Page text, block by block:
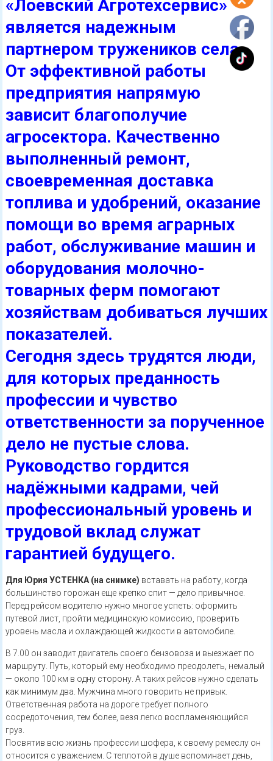
«Лоевский Агротехсервис»
является надежным
партнером тружеников села.
От эффективной работы
предприятия напрямую
зависит благополучие
агросектора. Качественно
выполненный ремонт,
своевременная доставка
топлива и удобрений, оказание
помощи во время аграрных
работ, обслуживание машин и
оборудования молочно-
товарных ферм помогают
хозяйствам добиваться лучших
показателей.
Сегодня здесь трудятся люди,
для которых преданность
профессии и чувство
ответственности за порученное
дело не пустые слова.
Руководство гордится
надёжными кадрами, чей
профессиональный уровень и
трудовой вклад служат
гарантией будущего.
Для Юрия УСТЕНКА (на снимке) вставать на работу, когда
большинство горожан еще крепко спит — дело привычное.
Перед рейсом водителю нужно многое успеть: оформить
путевой лист, пройти медицинскую комиссию, проверить
уровень масла и охлаждающей жидкости в автомобиле.
В 7.00 он заводит двигатель своего бензовоза и выезжает по
маршруту. Путь, который ему необходимо преодолеть, немалый
— около 100 км в одну сторону. А таких рейсов нужно сделать
как минимум два. Мужчина много говорить не привык.
Ответственная работа на дороге требует полного
сосредоточения, тем более, везя легко воспламеняющийся
груз.
Посвятив всю жизнь профессии шофера, к своему ремеслу он
относится с уважением. С теплотой в душе вспоминает день,